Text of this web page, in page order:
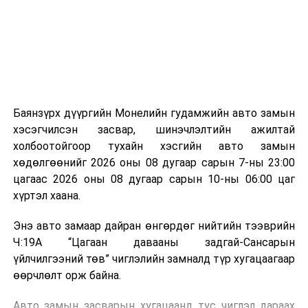
болон дулааны эрчим хүч үйлдвэрлэхэд ашиглаж
болдог. Зарим технологийн хувьд шаталтын дараа
үлдэх үнснээс фосфор зэрэг ашигт эрдсийг сэргээн
авах боломжтой аж.
Япон, Герман, Швейцар, Нидерланд, Өмнөд Солонгос
зэрэг улс лаг хатаах, шатаах технологийг ашиглаж
байна. Тухайлбал, Германд лаг шатаах үйлдвэрээс
гарсан үнснээс фосфор сэргээн авах технологи
ашигладаг бол Нидерландад төвлөрсөн лаг
боловсруулах үйлдвэрүүдээр дулаан, цахилгаан
Баянзүрх дүүргийн Монелийн гудамжийн авто замын
хэсэгчилсэн засвар, шинэчлэлтийн ажилтай
холбоотойгоор тухайн хэсгийн авто замын
хөдөлгөөнийг 2026 оны 08 дугаар сарын 7-ны 23:00
цагаас 2026 оны 08 дугаар сарын 10-ны 06:00 цаг
хүртэл хаана.
Энэ авто замаар дайран өнгөрдөг нийтийн тээврийн
Ч:19А “Цагаан давааны задгай-Сансарын
үйлчилгээний төв” чиглэлийн замналд түр хугацаагаар
өөрчлөлт орж байна.